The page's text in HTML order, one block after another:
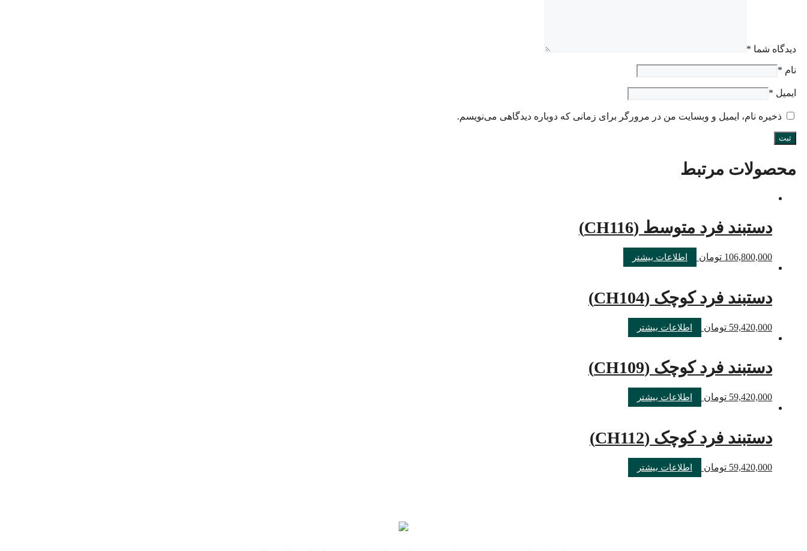
دیدگاه شما *
نام *
ایمیل *
ذخیره نام، ایمیل و وبسایت من در مرورگر برای زمانی که دوباره دیدگاهی می‌نویسم.
محصولات مرتبط
دستبند فرد متوسط (CH116)
106,800,000 تومان اطلاعات بیشتر
دستبند فرد کوچک (CH104)
59,420,000 تومان اطلاعات بیشتر
دستبند فرد کوچک (CH109)
59,420,000 تومان اطلاعات بیشتر
دستبند فرد کوچک (CH112)
59,420,000 تومان اطلاعات بیشتر